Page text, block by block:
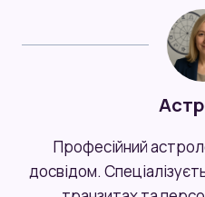
Професійний
досвідом.